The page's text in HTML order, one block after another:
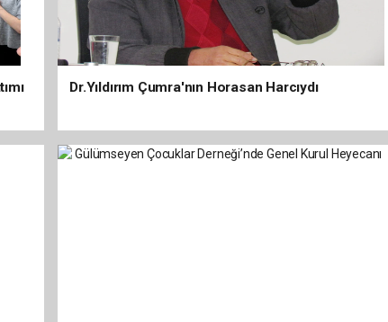
Dr.Yıldırım Çumra'nın Horasan Harcıydı